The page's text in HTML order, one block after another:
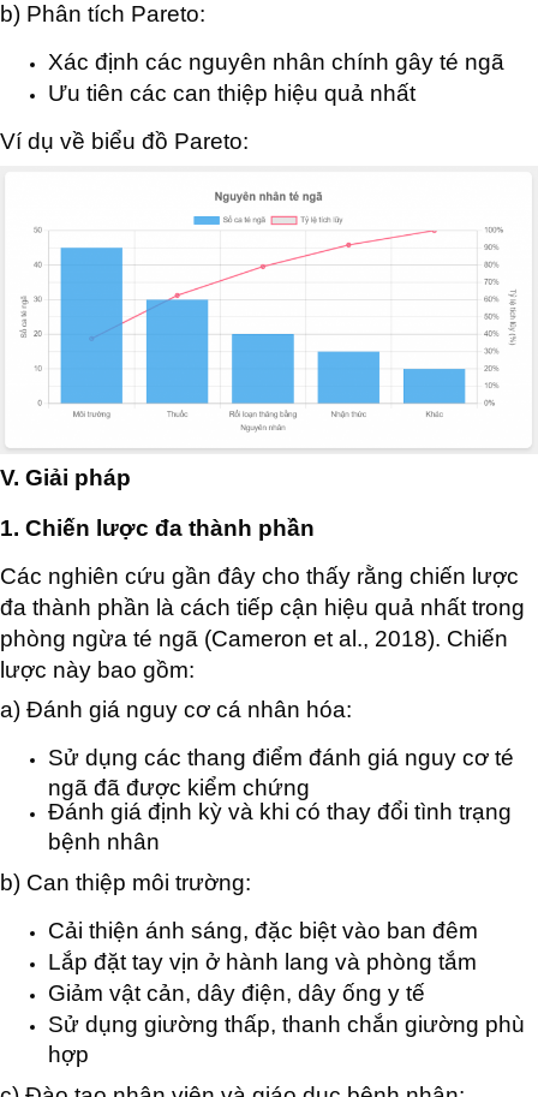
b) Phân tích Pareto:
Xác định các nguyên nhân chính gây té ngã
Ưu tiên các can thiệp hiệu quả nhất
Ví dụ về biểu đồ Pareto:
V. Giải pháp
1. Chiến lược đa thành phần
Các nghiên cứu gần đây cho thấy rằng chiến lược
đa thành phần là cách tiếp cận hiệu quả nhất trong
phòng ngừa té ngã (Cameron et al., 2018). Chiến
lược này bao gồm:
a) Đánh giá nguy cơ cá nhân hóa:
Sử dụng các thang điểm đánh giá nguy cơ té
ngã đã được kiểm chứng
Đánh giá định kỳ và khi có thay đổi tình trạng
bệnh nhân
b) Can thiệp môi trường:
Cải thiện ánh sáng, đặc biệt vào ban đêm
Lắp đặt tay vịn ở hành lang và phòng tắm
Giảm vật cản, dây điện, dây ống y tế
Sử dụng giường thấp, thanh chắn giường phù
hợp